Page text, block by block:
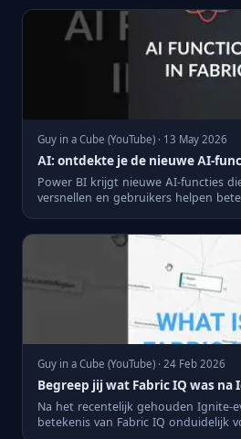
Guy in a Cube (YouTube) · 13 May 2026
AI: ontdekte je de nieuwe AI-
Power BI krijgt nieuwe AI-functies
versnellen en gebruikers helpen
Guy in a Cube (YouTube) · 24 Feb 2026
Begreep jij wat Fabric IQ was na
Na het recentelijk gehouden Ignite-
betekenis van Fabric IQ onduidelijk